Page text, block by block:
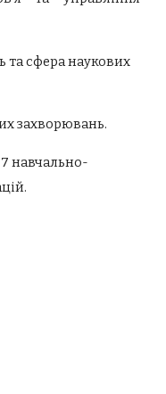
та сфера наукових
захворювань.
навчально-